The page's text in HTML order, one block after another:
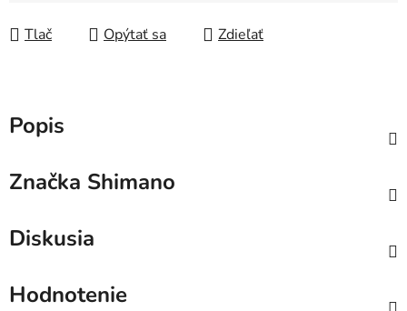
Tlač
Opýtať sa Zdieľať
Popis
Značka Shimano
Diskusia
Hodnotenie